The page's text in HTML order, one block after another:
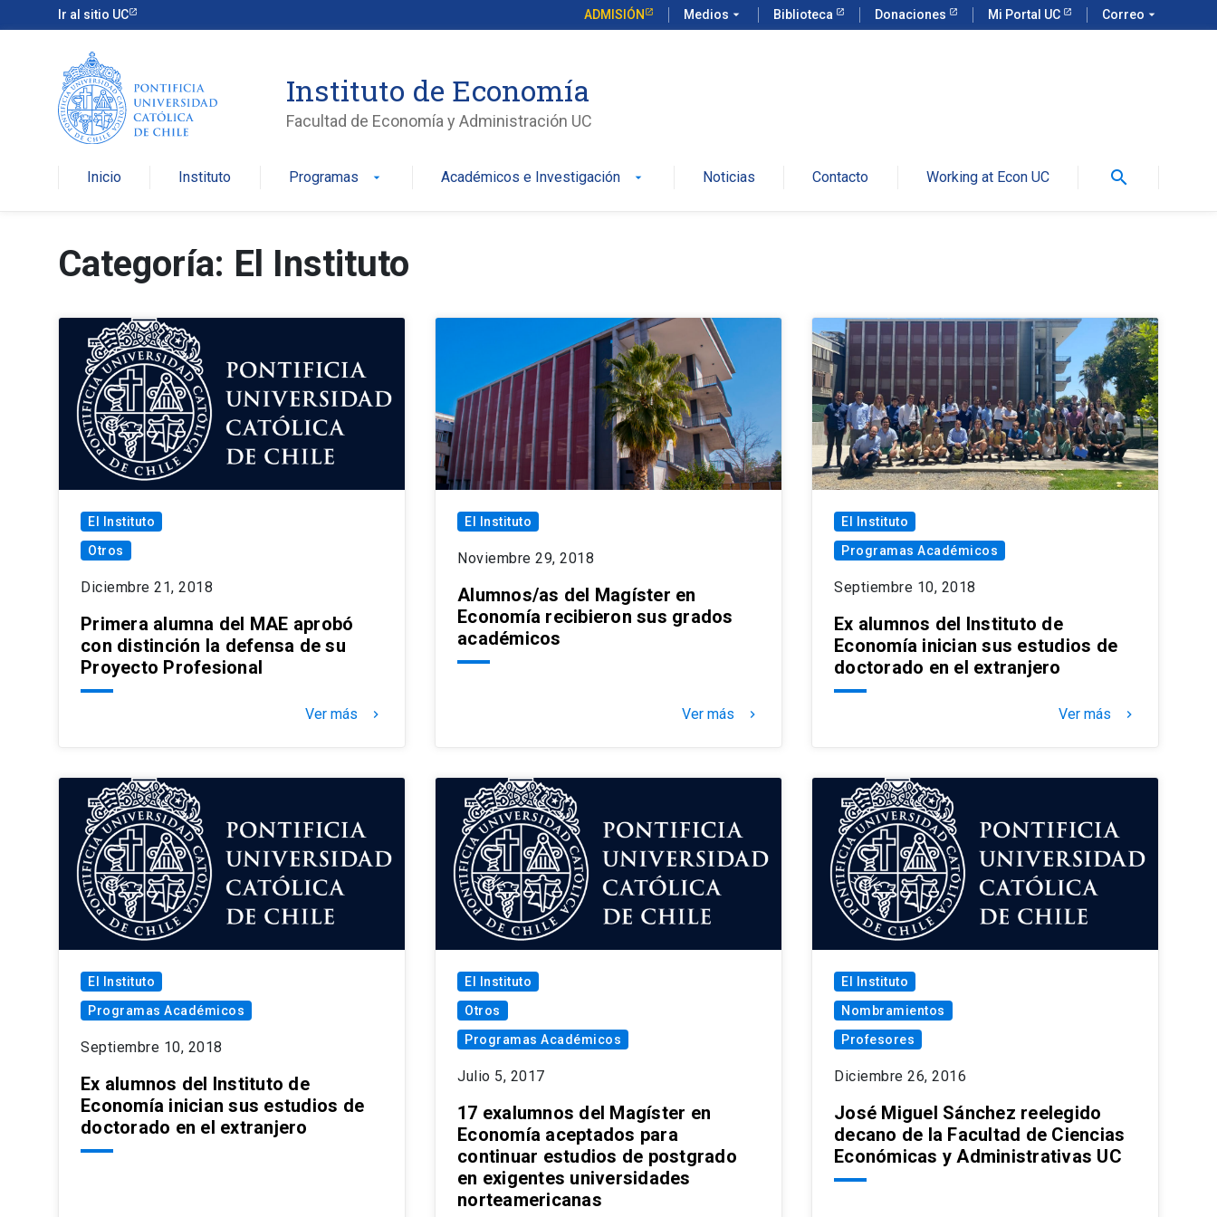
Ir al sitio UC ADMISIÓN Medios arrow_drop_down Biblioteca Donaciones Mi Portal UC Correo arrow_drop_down
Instituto de Economía
Facultad de Economía y Administración UC
Inicio Instituto Programas arrow_drop_down Académicos e Investigación arrow_drop_down Noticias Contacto Working at Econ UC search
Categoría: El Instituto
El Instituto
Otros
Diciembre 21, 2018
Primera alumna del MAE aprobó
con distinción la defensa de su
Proyecto Profesional
Ver más keyboard_arrow_right
El Instituto
Noviembre 29, 2018
Alumnos/as del Magíster en
Economía recibieron sus grados
académicos
Ver más keyboard_arrow_right
El Instituto
Programas Académicos
Septiembre 10, 2018
Ex alumnos del Instituto de
Economía inician sus estudios de
doctorado en el extranjero
Ver más keyboard_arrow_right
El Instituto
Programas Académicos
Septiembre 10, 2018
Ex alumnos del Instituto de
Economía inician sus estudios de
doctorado en el extranjero
El Instituto
Otros
Programas Académicos
Julio 5, 2017
17 exalumnos del Magíster en
Economía aceptados para
continuar estudios de postgrado
en exigentes universidades
norteamericanas
El Instituto
Nombramientos
Profesores
Diciembre 26, 2016
José Miguel Sánchez reelegido
decano de la Facultad de Ciencias
Económicas y Administrativas UC